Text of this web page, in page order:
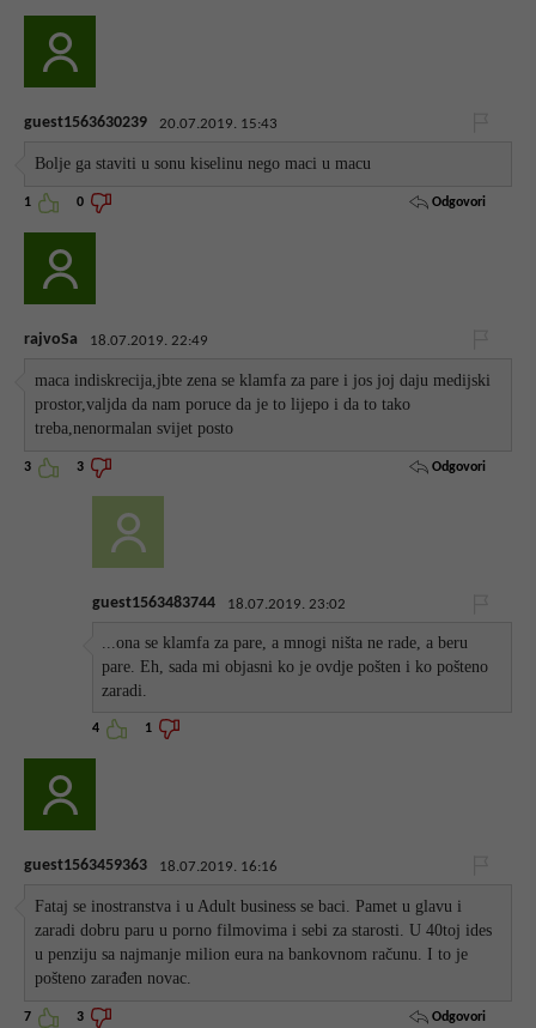
guest1563630239 20.07.2019. 15:43
Bolje ga staviti u sonu kiselinu nego maci u macu
1 0 Odgovori
rajvoSa 18.07.2019. 22:49
maca indiskrecija,jbte zena se klamfa za pare i jos joj daju medijski
prostor,valjda da nam poruce da je to lijepo i da to tako
treba,nenormalan svijet posto
3 3 Odgovori
guest1563483744 18.07.2019. 23:02
...ona se klamfa za pare, a mnogi ništa ne rade, a beru
pare. Eh, sada mi objasni ko je ovdje pošten i ko pošteno
zaradi.
4 1
guest1563459363 18.07.2019. 16:16
Fataj se inostranstva i u Adult business se baci. Pamet u glavu i
zaradi dobru paru u porno filmovima i sebi za starosti. U 40toj ides
u penziju sa najmanje milion eura na bankovnom računu. I to je
pošteno zarađen novac.
7 3 Odgovori